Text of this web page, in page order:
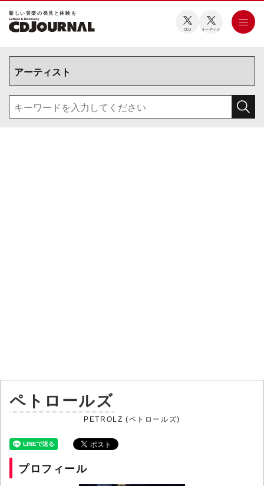
新しい⾳楽の発⾒と体験を
CDJ オーディオ
ペトロールズ
PETROLZ (ペトロールズ)
プロフィール